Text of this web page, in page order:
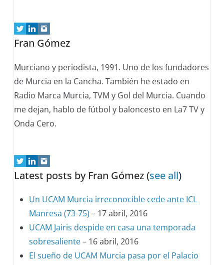
content
below.
Fran Gómez
Murciano y periodista, 1991. Uno de los fundadores
de Murcia en la Cancha. También he estado en
Radio Marca Murcia, TVM y Gol del Murcia. Cuando
me dejan, hablo de fútbol y baloncesto en La7 TV y
Onda Cero.
Latest posts by Fran Gómez(see all)
Un UCAM Murcia irreconocible cede ante ICL
Manresa (73-75) – 17 abril, 2016
UCAM Jairis despide en casa una temporada
sobresaliente– 16 abril, 2016
El sueño de UCAM Murcia pasa por el Palacio